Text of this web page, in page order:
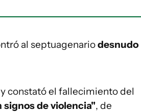
al septuagenariodesnudo
constató el fallecimiento del
de violencia", de